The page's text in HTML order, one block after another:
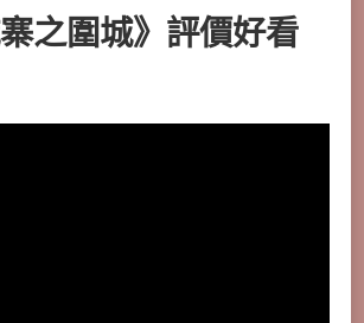
寨之圍城》評價好看